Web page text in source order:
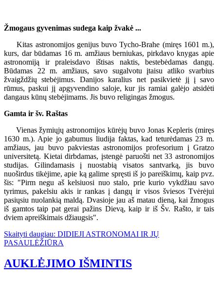
Žmogaus gyvenimas sudega kaip žvakė ...
Kitas astronomijos genijus buvo Tycho-Brahe (miręs 1601 m.),
kurs, dar būdamas 16 m. amžiaus berniukas, pirkdavo knygas apie
astronomiją ir praleisdavo ištisas naktis, bestebėdamas dangų.
Būdamas 22 m. amžiaus, savo sugalvotu įtaisu atliko svarbius
žvaigždžių stebėjimus. Danijos karalius net pasikvietė jį į savo
rūmus, paskui jį apgyvendino saloje, kur jis ramiai galėjo atsidėti
dangaus kūnų stebėjimams. Jis buvo religingas žmogus.
Gamta ir šv. Raštas
Vienas žymiųjų astronomijos kūrėjų buvo Jonas Kepleris (miręs
1630 m.). Apie jo gabumus liudija faktas, kad teturėdamas 23 m.
amžiaus, jau buvo pakviestas astronomijos profesorium į Gratzo
universitetą. Kietai dirbdamas, įstengė paruošti net 33 astronomijos
studijas. Gilindamasis į nuostabią visatos santvarką, jis buvo
nuoširdus tikėjime, apie ką galime spręsti iš jo pareiškimų, kaip pvz.
šis: "Pirm negu aš kelsiuosi nuo stalo, prie kurio vykdžiau savo
tyrimus, pakelsiu akis ir rankas į dangų ir visos šviesos Tvėrėjui
pasiųsiu nuolankią maldą. Dvasioje jau aš matau dieną, kai žmogus
iš gamtos taip pat gerai pažins Dievą, kaip ir iš Šv. Rašto, ir tais
dviem apreiškimais džiaugsis".
Skaityti daugiau: DIDIEJI ASTRONOMAI IR JŲ
PASAULĖŽIŪRA
AUKLĖJIMO IŠMINTIS